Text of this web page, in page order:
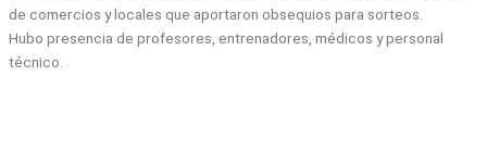
de comercios y locales que aportaron obsequios para sorteos.
Hubo presencia de profesores, entrenadores, médicos y personal
técnico.